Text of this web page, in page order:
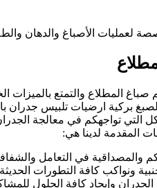
لعمليات الأصباغ والدهان
صباغ المطلاع والتمتع بالميزات
بركية ارضيات تلبيس جدران
التي تواجهكم في معالجة
المقدمة لدينا هي:
والمصداقية في التعامل
ونواكب كافة التطورات
الجدران وإيجاد كافة الحلول